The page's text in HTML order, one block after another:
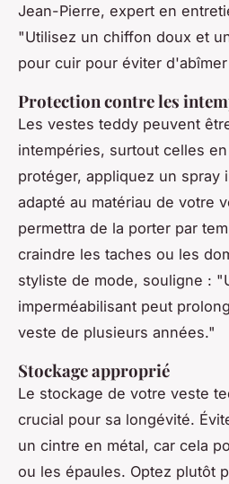
Jean-Pierre, expert en
"Utilisez un chiffon doux et
pour cuir pour éviter
Protection contre les
Les vestes teddy peuvent
intempéries, surtout celles
protéger, appliquez un spray
adapté au matériau de votre
permettra de la porter par
craindre les taches ou les
styliste de mode, souligne : "
imperméabilisant peut
veste de plusieurs années."
Stockage approprié
Le stockage de votre veste
crucial pour sa longévité.
un cintre en métal, car cela
ou les épaules. Optez plutôt